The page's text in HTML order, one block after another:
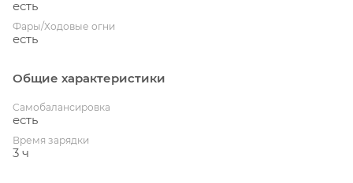
есть
Фары/Ходовые огни
есть
Общие характеристики
Cамобалансировка
есть
Время зарядки
3 ч